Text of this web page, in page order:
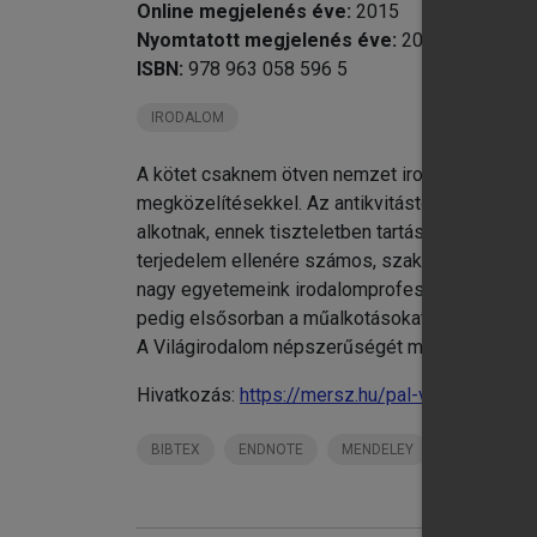
Online megjelenés éve: 2015
Nyomtatott megjelenés éve: 2005
ISBN: 978 963 058 596 5
IRODALOM
A kötet csaknem ötven nemzet irodalmának
megközelítésekkel. Az antikvitástól egészen
alkotnak, ennek tiszteletben tartásával
terjedelem ellenére számos, szakterületét
nagy egyetemeink irodalomprofesszorai -
pedig elsősorban a műalkotásokat. A kötet
A Világirodalom népszerűségét mutatja, hogy
Hivatkozás: https://mersz.hu/pal-vilagirodalom//
BIBTEX ENDNOTE MENDELEY